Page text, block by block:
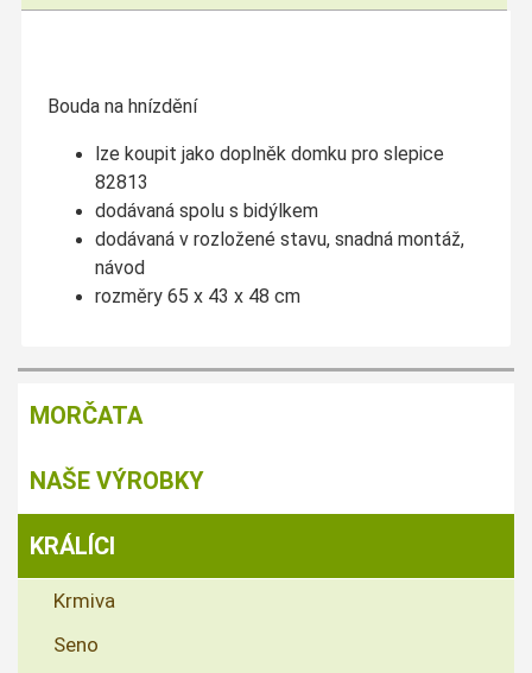
Bouda na hnízdění
lze koupit jako doplněk domku pro slepice
82813
dodávaná spolu s bidýlkem
dodávaná v rozložené stavu, snadná montáž,
návod
rozměry 65 x 43 x 48 cm
MORČATA
NAŠE VÝROBKY
KRÁLÍCI
Krmiva
Seno